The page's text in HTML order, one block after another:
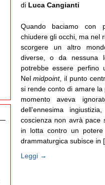
di Luca Cangianti
Quando baciamo con
chiudere gli occhi, ma nel
scorgere un altro
diverse, o da nessuna
potrebbe essere perfino
Nelmidpoint, il punto
si rende conto di amare
momento aveva
dell’ennesima
coscienza non avrà pace
in lotta contro un
drammaturgica subisce in
Leggi →